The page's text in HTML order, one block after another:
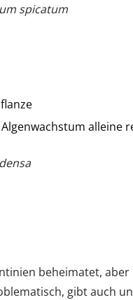
spicatum
alleine
beheimatet,
gibt auch